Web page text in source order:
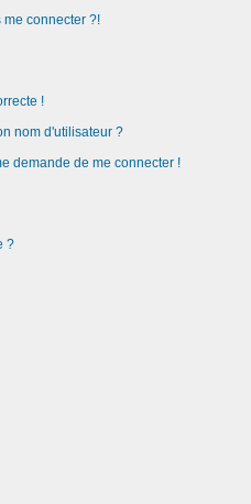
connecter ?!
!
nom d'utilisateur ?
demande de me connecter !
?